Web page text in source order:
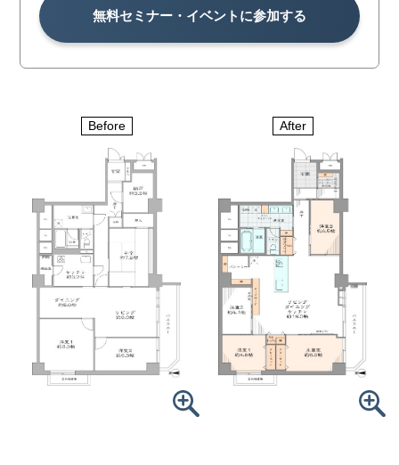
無料セミナー・イベントに参加する
Before After